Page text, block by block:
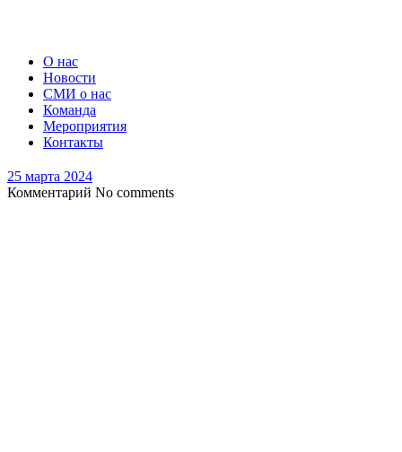
О нас
Новости
СМИ о нас
Команда
Мероприятия
Контакты
25 марта 2024
Комментарий No comments